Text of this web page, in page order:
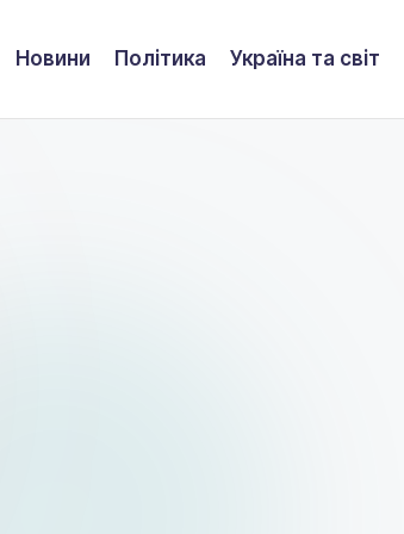
Новини Політика Україна та світ